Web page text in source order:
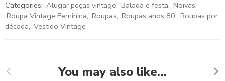
Categories: Alugar peças vintage, Balada e festa, Noivas,
Roupa Vintage Feminina, Roupas, Roupas anos 80, Roupas por
década, Vestido Vintage
You may also like…